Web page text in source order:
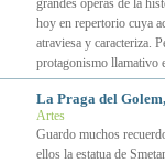
grandes óperas de la
hoy en repertorio cuya
atraviesa y caracteriza.
protagonismo llamativo
La Praga del
Artes
Guardo muchos
ellos la estatua de